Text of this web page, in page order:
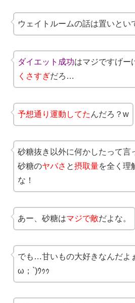
ウェイトルームの話は置いとい
ダイエット成功はマジですげー
くさすぎだろ…
予想通り運動してた んだろ？w
砂糖抜き以外に何かしたって言
砂糖のヤバさ と摂取量を全く理
な！
あー、砂糖はマジで敵だよな。
でも…甘いもの大好きなんだよ
ω；`)ｳｩｩ